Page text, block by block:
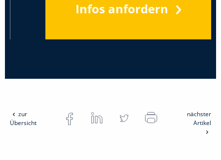
Infos anfordern
zur
Übersicht
nächster
Artikel